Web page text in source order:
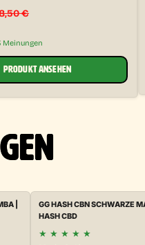
€
Meinungen
PRODUKT ANSEHEN
|
GG HASH CBN SCHWARZE
HASH CBD
★ ★ ★ ★ ★